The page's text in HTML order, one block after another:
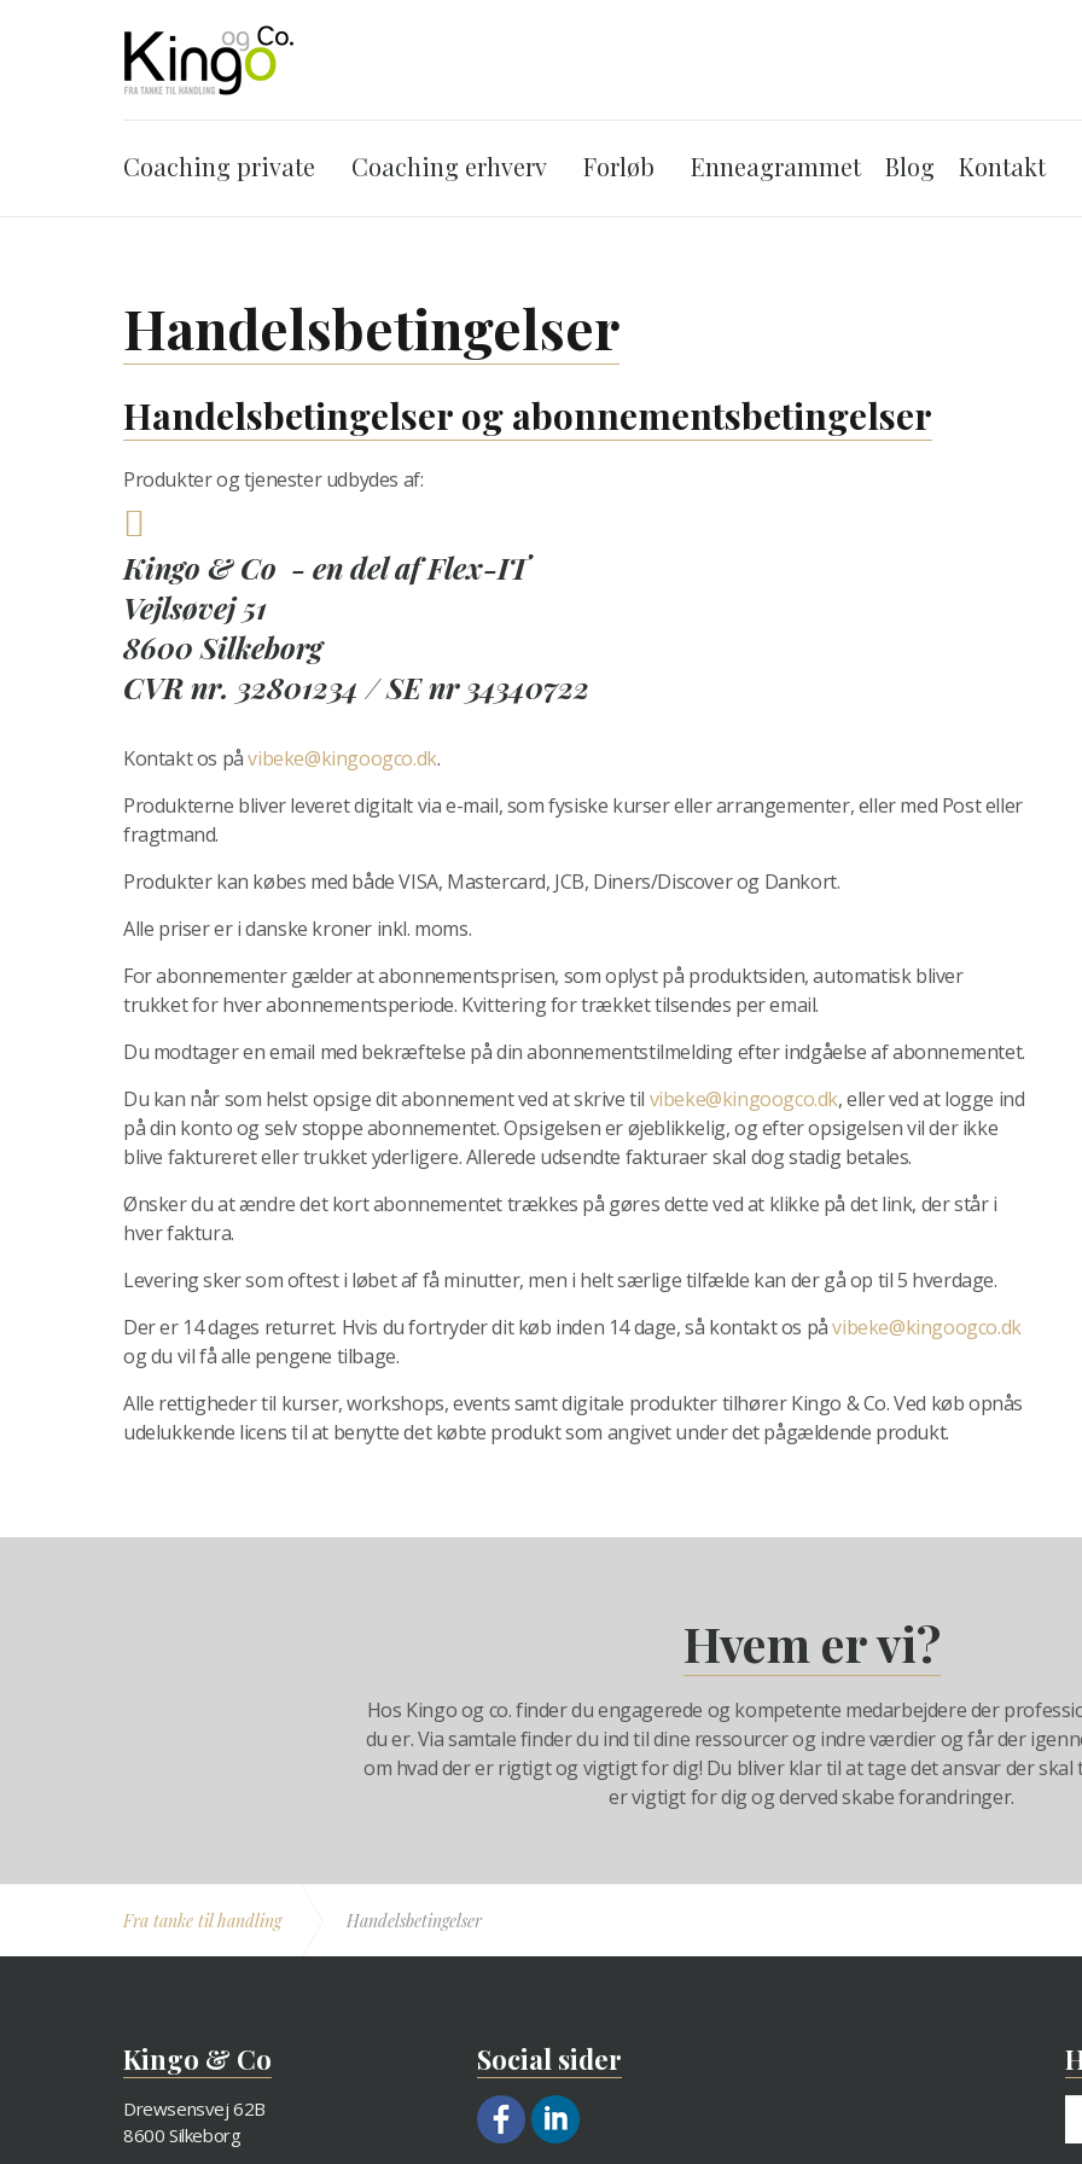
Coaching private Coaching erhverv Forløb Enneagrammet Blog Kontakt
Handelsbetingelser
Handelsbetingelser og abonnementsbetingelser
Produkter og tjenester udbydes af:
Kingo & Co - en del af Flex-IT
Vejlsøvej 51
8600 Silkeborg
CVR nr. 32801234 / SE nr 34340722
Kontakt os påvibeke@kingoogco.dk.
Produkterne bliver leveret digitalt via e-mail, som fysiske kurser eller arrangementer, eller med Post eller
fragtmand.
Produkter kan købes med både VISA, Mastercard, JCB, Diners/Discover og Dankort.
Alle priser er i danske kroner inkl. moms.
For abonnementer gælder at abonnementsprisen, som oplyst på produktsiden, automatisk bliver
trukket for hver abonnementsperiode. Kvittering for trækket tilsendes per email.
Du modtager en email med bekræftelse på din abonnementstilmelding efter indgåelse af abonnementet.
Du kan når som helst opsige dit abonnement ved at skrive til vibeke@kingoogco.dk, eller ved at logge ind
på din konto og selv stoppe abonnementet. Opsigelsen er øjeblikkelig, og efter opsigelsen vil der ikke
blive faktureret eller trukket yderligere. Allerede udsendte fakturaer skal dog stadig betales.
Ønsker du at ændre det kort abonnementet trækkes på gøres dette ved at klikke på det link, der står i
hver faktura.
Levering sker som oftest i løbet af få minutter, men i helt særlige tilfælde kan der gå op til 5 hverdage.
Der er 14 dages returret. Hvis du fortryder dit køb inden 14 dage, så kontakt os påvibeke@kingoogco.dk
og du vil få alle pengene tilbage.
Alle rettigheder til kurser, workshops, events samt digitale produkter tilhører Kingo & Co. Ved køb opnås
udelukkende licens til at benytte det købte produkt som angivet under det pågældende produkt.
Hvem er vi?
Hos Kingo og co. finder du engagerede og kompetente medarbejdere der
du er. Via samtale finder du ind til dine ressourcer og indre værdier og får der
om hvad der er rigtigt og vigtigt for dig! Du bliver klar til at tage det ansvar der
er vigtigt for dig og derved skabe forandringer.
Fra tanke til handling Handelsbetingelser
Kingo & Co
Drewsensvej 62B
8600 Silkeborg
Social sider